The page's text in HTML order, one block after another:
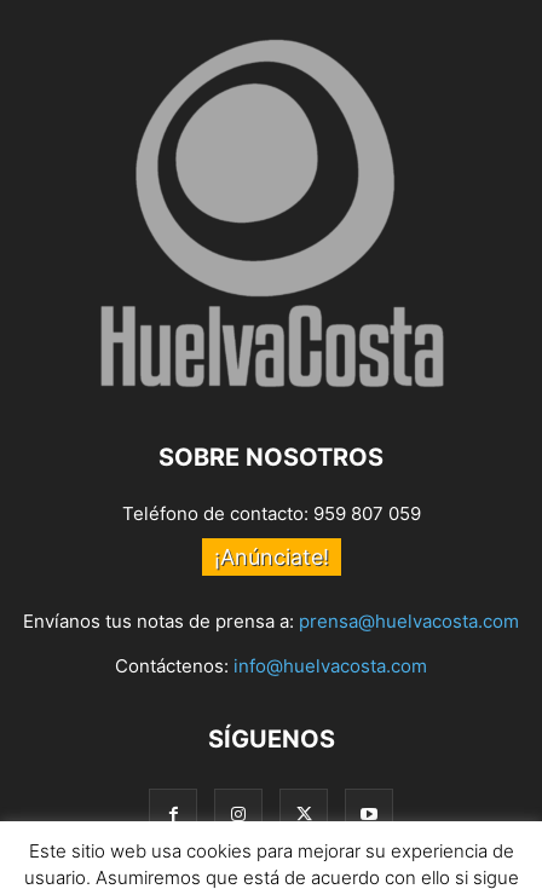
SOBRE NOSOTROS
Teléfono de contacto: 959 807 059
¡Anúnciate!
Envíanos tus notas de prensa a: prensa@huelvacosta.com
Contáctenos: info@huelvacosta.com
SÍGUENOS
Este sitio web usa cookies para mejorar su experiencia de
usuario. Asumiremos que está de acuerdo con ello si sigue